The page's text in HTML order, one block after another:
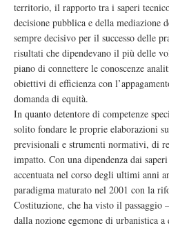
territorio, il rapporto tra i saperi
decisione pubblica e della mediazione
sempre decisivo per il successo delle
risultati che dipendevano il più delle
piano di connettere le conoscenze
obiettivi di efficienza con
domanda di equità.
In quanto detentore di competenze
solito fondare le proprie elaborazioni
previsionali e strumenti normativi, di
impatto. Con una dipendenza dai
accentuata nel corso degli ultimi anni
paradigma maturato nel 2001 con la
Costituzione, che ha visto il passaggio
dalla nozione egemone di urbanistica